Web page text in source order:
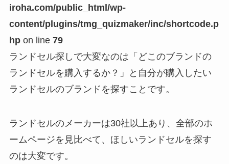
iroha.com/public_html/wp-
content/plugins/tmg_quizmaker/inc/shortcode.p
hpon line 79
ランドセル探しで大変なのは「どこのブランドの
ランドセルを購入するか？」と自分が購入したい
ランドセルのブランドを探すことです。
ランドセルのメーカーは30社以上あり、全部のホ
ームページを見比べて、ほしいランドセルを探す
のは大変です。